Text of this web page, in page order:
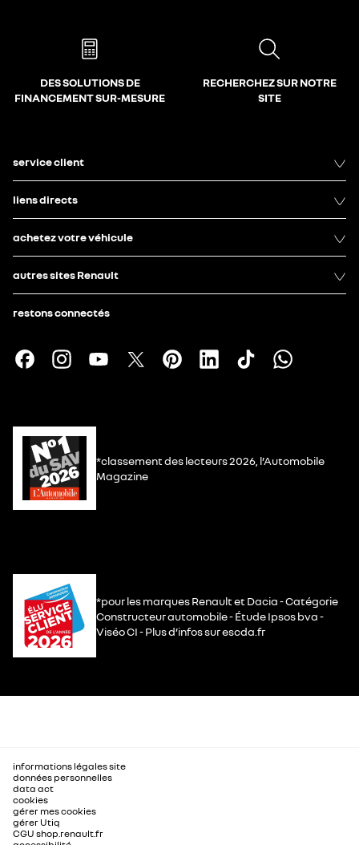
DES SOLUTIONS DE
FINANCEMENT SUR-MESURE
RECHERCHEZ SUR NOTRE
SITE
service client
liens directs
achetez votre véhicule
autres sites Renault
restons connectés
*classement des lecteurs 2026, l’Automobile
Magazine
*pour les marques Renault et Dacia - Catégorie
Constructeur automobile - Étude Ipsos bva -
Viséo CI - Plus d’infos sur escda.fr
informations légales site
données personnelles
data act
cookies
gérer mes cookies
gérer Utiq
CGU shop.renault.fr